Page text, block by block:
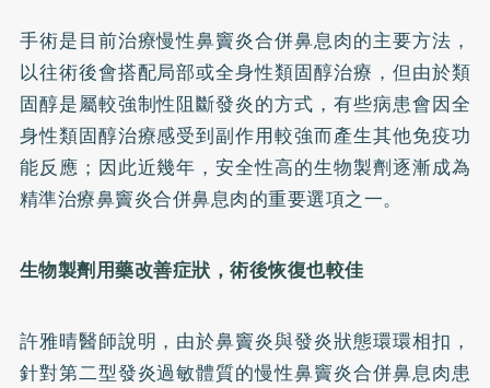
手術是目前治療慢性鼻竇炎合併鼻息肉的主要方法，
以往術後會搭配局部或全身性類固醇治療，但由於類
固醇是屬較強制性阻斷發炎的方式，有些病患會因全
身性類固醇治療感受到副作用較強而產生其他免疫功
能反應；因此近幾年，安全性高的生物製劑逐漸成為
精準治療鼻竇炎合併鼻息肉的重要選項之一。
生物製劑用藥改善症狀，術後恢復也較佳
許雅晴醫師說明，由於鼻竇炎與發炎狀態環環相扣，
針對第二型發炎過敏體質的慢性鼻竇炎合併鼻息肉患